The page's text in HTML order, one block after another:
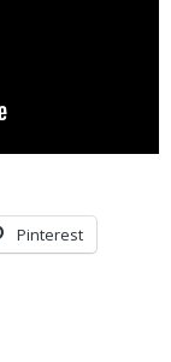
Pinterest